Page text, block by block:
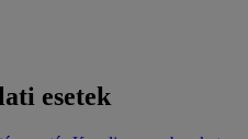
esetek